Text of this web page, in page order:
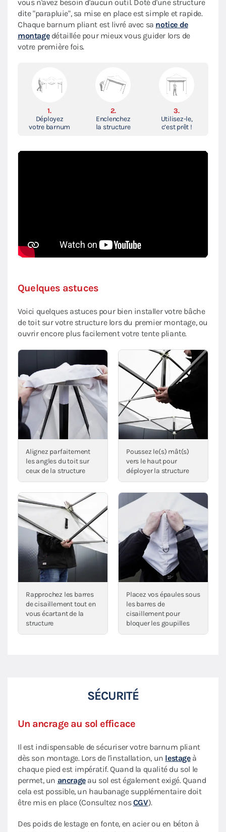
vous n'avez besoin d'aucun outil. Doté d'une structure
dite "parapluie", sa mise en place est simple et rapide.
Chaque barnum pliant est livré avec sa notice de
montagedétaillée pour mieux vous guider lors de
votre première fois.
1.
Déployez
votre barnum
2.
Enclenchez
la structure
3.
Utilisez-le,
c’est prêt !
Quelques astuces
Voici quelques astuces pour bien installer votre bâche
de toit sur votre structure lors du premier montage, ou
ouvrir encore plus facilement votre tente pliante.
Alignez parfaitement
les angles du toit sur
ceux de la structure
Poussez le(s) mât(s)
vers le haut pour
déployer la structure
Rapprochez les barres
de cisaillement tout en
vous écartant de la
structure
Placez vos épaules sous
les barres de
cisaillement pour
bloquer les goupilles
SÉCURITÉ
Un ancrage au sol efficace
Il est indispensable de sécuriser votre barnum pliant
dès son montage. Lors de l'installation, un lestageà
chaque pied est impératif. Quand la qualité du sol le
permet, un ancrageau sol est également exigé. Quand
cela est possible, un haubanage supplémentaire doit
être mis en place (Consultez nosCGV).
Des poids de lestage en fonte, en acier ou en béton à